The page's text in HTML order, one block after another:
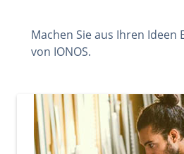
Machen Sie aus Ihren Ideen
von IONOS.